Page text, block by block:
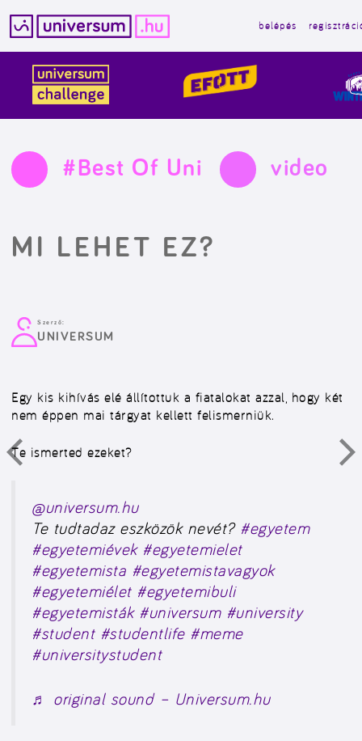
tartalomba
belépés
#Best Of Uni video
MI LEHET EZ?
Szerző:
UNIVERSUM
Egy kis kihívás elé állítottuk a fiatalokat azzal, hogy két
nem éppen mai tárgyat kellett felismerniük.
Te ismerted ezeket?
@universum.hu
Te tudtadaz eszközök nevét? #egyetem
#egyetemiévek #egyetemielet
#egyetemista #egyetemistavagyok
#egyetemiélet #egyetemibuli
#egyetemisták #universum #university
#student #studentlife #meme
#universitystudent
♬ original sound – Universum.hu